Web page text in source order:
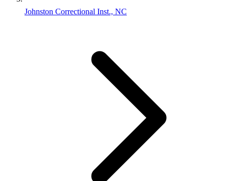
Johnston Correctional Inst., NC